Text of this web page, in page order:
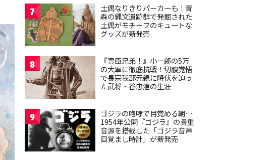
7
土偶なりきりパーカーも！青
森の縄文遺跡群で発掘された
土偶がモチーフのキュートな
グッズが新発売
8
『豊臣兄弟！』小一郎の5万
の大軍に徹底抗戦！切腹覚悟
で長宗我部元親に降伏を迫っ
た武将・谷忠澄の生涯
9
ゴジラの咆哮で目覚める朝…
1954年公開『ゴジラ』の貴重
音源を搭載した「ゴジラ音声
目覚まし時計」が新発売